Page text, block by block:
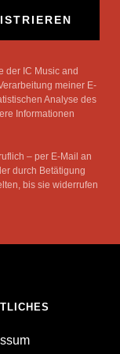
der IC Music and
meiner E-
Analyse des
Informationen
– per E-Mail an
durch Betätigung
bis sie widerrufen